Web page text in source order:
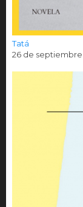
Tatá
26 de septiembre